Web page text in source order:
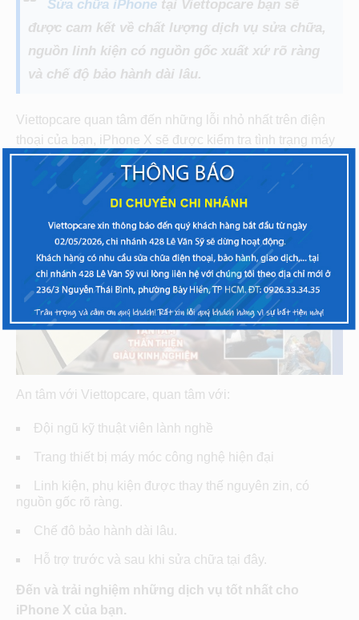
Sửa chữa iPhone tại Viettopcare bạn sẽ
được cam kết về chất lượng dịch vụ sửa chữa,
nguồn linh kiện có nguồn gốc xuất xứ rõ ràng
và chế độ bảo hành dài lâu.
Viettopcare quan tâm đến những lỗi nhỏ nhất trên điện
thoại của bạn, iPhone X sẽ được kiểm tra tình trạng máy
miễn phí trước khi tiến hành công đoạn sửa chữa.
An tâm với Viettopcare, quan tâm với:
Đội ngũ kỹ thuật viên lành nghề
Trang thiết bị máy móc công nghệ hiện đại
Linh kiện, phụ kiện được thay thế nguyên zin, có
nguồn gốc rõ ràng.
Chế đô bảo hành dài lâu.
Hỗ trợ trước và sau khi sửa chữa tại đây.
Đến và trải nghiệm những dịch vụ tốt nhất cho
iPhone X của bạn.